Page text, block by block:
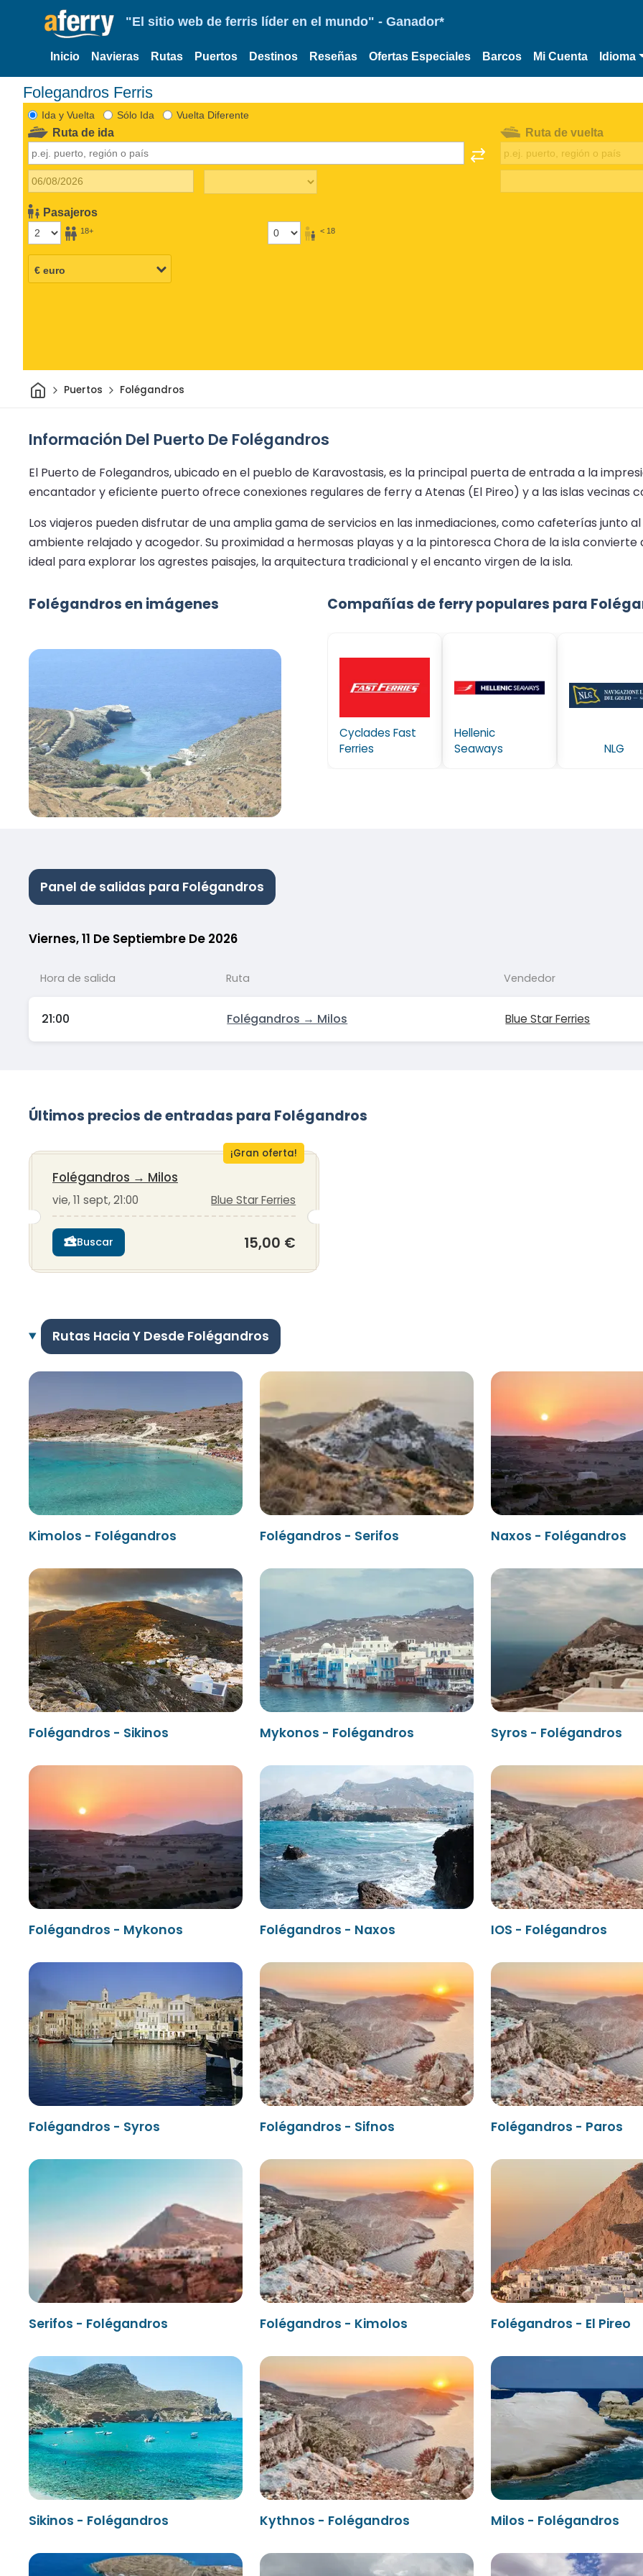
"El sitio web de ferris líder en el mundo" - Ganador*
Inicio Navieras Rutas Puertos Destinos Reseñas Ofertas Especiales Barcos Mi Cuenta Idioma
Folegandros Ferris
Ida y Vuelta Sólo Ida Vuelta Diferente
Ruta de ida
Pasajeros
18+ < 18
Ruta de vuelta
InicioPuertos Folégandros
Información Del Puerto De Folégandros
El Puerto de Folegandros, ubicado en el pueblo de Karavostasis, es la principal puerta de entrada a la
encantador y eficiente puerto ofrece conexiones regulares de ferry a Atenas (El Pireo) y a las islas vecinas
Los viajeros pueden disfrutar de una amplia gama de servicios en las inmediaciones, como cafeterías junto
ambiente relajado y acogedor. Su proximidad a hermosas playas y a la pintoresca Chora de la isla
ideal para explorar los agrestes paisajes, la arquitectura tradicional y el encanto virgen de la isla.
Folégandros en imágenes Compañías de ferry populares para
Cyclades Fast
Ferries
Hellenic
Seaways
NLG
Panel de salidas para Folégandros
Viernes, 11 De Septiembre De 2026
Hora de salida Ruta Vendedor
21:00 Folégandros → Milos Blue Star Ferries
Últimos precios de entradas para Folégandros
¡Gran oferta!
Folégandros → Milos
vie, 11 sept, 21:00 Blue Star Ferries
Buscar 15,00 €
Rutas Hacia Y Desde Folégandros
Kimolos - Folégandros Folégandros - Serifos Naxos - Folégandros
Folégandros - Sikinos Mykonos - Folégandros Syros - Folégandros
Folégandros - Mykonos Folégandros - Naxos IOS - Folégandros
Folégandros - Syros Folégandros - Sifnos Folégandros - Paros
Serifos - Folégandros Folégandros - Kimolos Folégandros - El Pireo
Sikinos - Folégandros Kythnos - Folégandros Milos - Folégandros